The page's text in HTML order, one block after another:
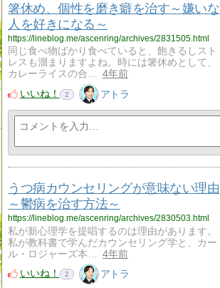
箸休め、個性を磨き癖を治す～嫌いな
人を好きになる～
https://lineblog.me/ascenring/archives/2831505.html
同じ食べ物ばかり食べていると、飽きるしスト
レスも溜まりますよね。時には箸休めとして、
カレーライスの合…
4年前
いいね！
2 アトラ
うつ病カウンセリングが意味ない理由
～鬱病を治す方法～
https://lineblog.me/ascenring/archives/2830503.html
私が新心理学を提唱するのは理由があります。
私が教科書で学んだカウンセリング学と、カー
ル・ロジャーズ本…
4年前
いいね！
2 アトラ